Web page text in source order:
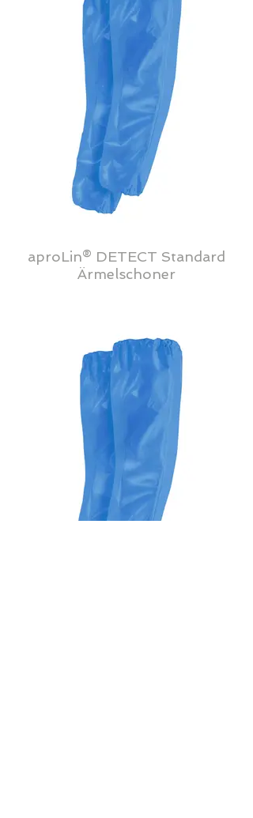
aproLin® DETECT Standard
Ärmelschoner